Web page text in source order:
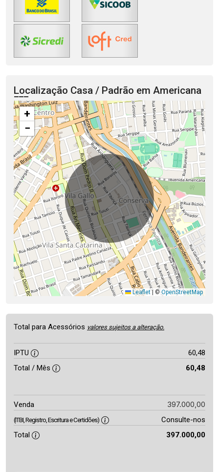
Localização Casa / Padrão em Americana
+
−
Leaflet | ©OpenStreetMap
Total para Acessórios valores sujeitos a alteração.
IPTU
60,48
Total / Mês
60,48
Venda 397.000,00
(ITBI, Registro, Escritura e Certidões)
Consulte-nos
Total
397.000,00